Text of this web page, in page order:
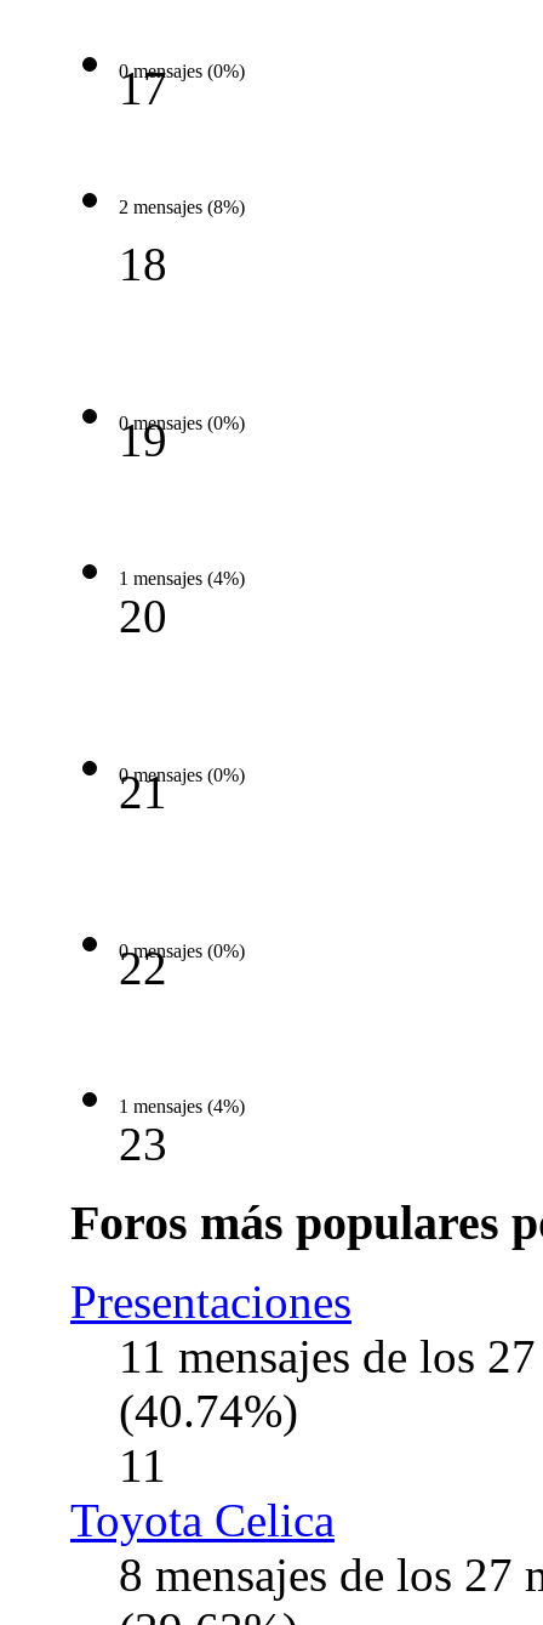
0 mensajes (0%)
17
2 mensajes (8%)
18
0 mensajes (0%)
19
1 mensajes (4%)
20
0 mensajes (0%)
21
0 mensajes (0%)
22
1 mensajes (4%)
23
Foros más populares
Presentaciones
11 mensajes de los
(40.74%)
11
Toyota Celica
8 mensajes de los 27